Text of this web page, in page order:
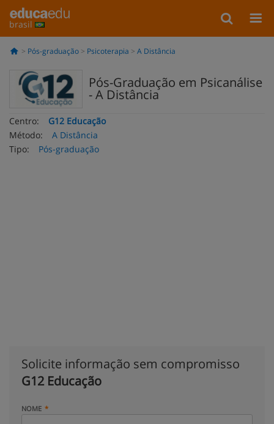
brasil
Pós-graduação Psicoterapia A Distância
Pós-Graduação em Psicanálise
- A Distância
Centro:
G12 Educação
Método:
A Distância
Tipo:
Pós-graduação
Solicite informação sem compromisso
G12 Educação
NOME